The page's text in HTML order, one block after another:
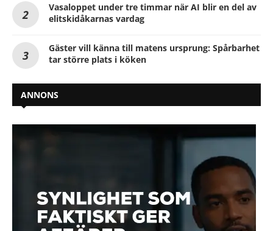
Vasaloppet under tre timmar när AI blir en del av
elitskidåkarnas vardag
Gäster vill känna till matens ursprung: Spårbarhet
tar större plats i köken
ANNONS